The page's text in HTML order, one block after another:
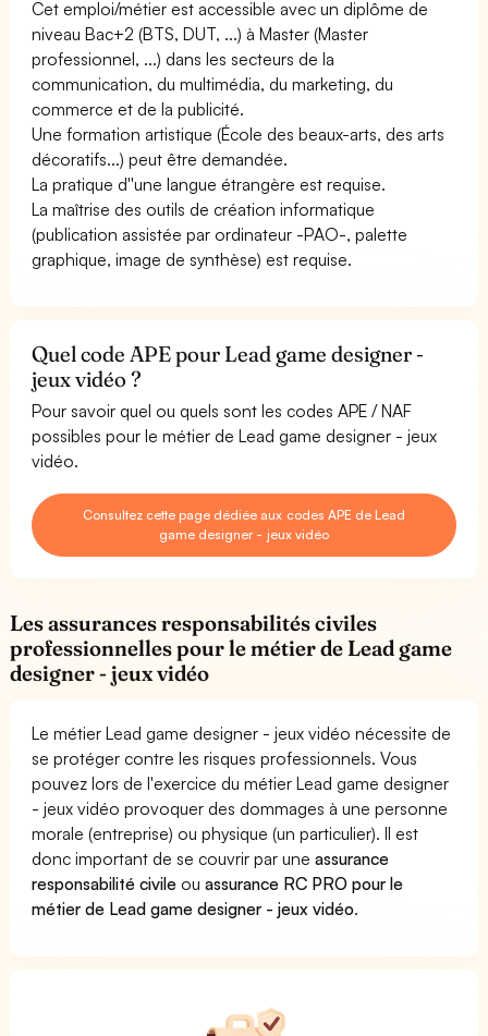
Cet emploi/métier est accessible avec un diplôme de
niveau Bac+2 (BTS, DUT, ...) à Master (Master
professionnel, ...) dans les secteurs de la
communication, du multimédia, du marketing, du
commerce et de la publicité.
Une formation artistique (École des beaux-arts, des arts
décoratifs...) peut être demandée.
La pratique d''une langue étrangère est requise.
La maîtrise des outils de création informatique
(publication assistée par ordinateur -PAO-, palette
graphique, image de synthèse) est requise.
Quel code APE pour Lead game designer -
jeux vidéo ?
Pour savoir quel ou quels sont les codes APE / NAF
possibles pour le métier de Lead game designer - jeux
vidéo.
Consultez cette page dédiée aux codes APE de Lead
game designer - jeux vidéo
Les assurances responsabilités civiles
professionnelles pour le métier de Lead game
designer - jeux vidéo
Le métier Lead game designer - jeux vidéo nécessite de
se protéger contre les risques professionnels. Vous
pouvez lors de l'exercice du métier Lead game designer
- jeux vidéo provoquer des dommages à une personne
morale (entreprise) ou physique (un particulier). Il est
donc important de se couvrir par uneassurance
responsabilité civile ouassurance RC PRO pour le
métier de Lead game designer - jeux vidéo.